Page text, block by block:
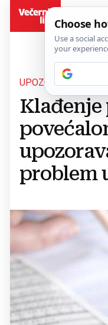
UPOZORENJE
Klađenje
problem